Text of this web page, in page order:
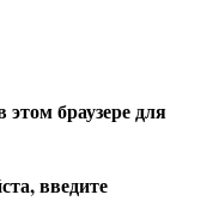
браузере для
введите